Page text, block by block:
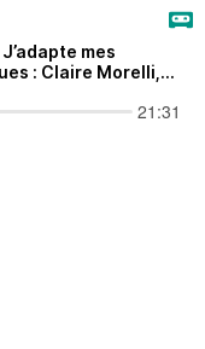
mes
: Claire Morelli,